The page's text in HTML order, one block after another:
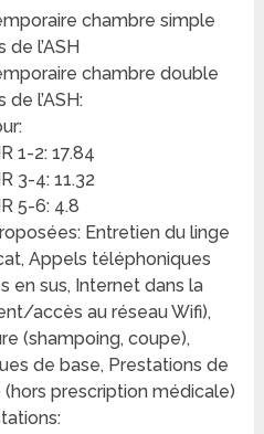
chambre simple
l’ASH
chambre double
l’ASH:
1-2: 17.84
3-4: 11.32
5-6: 4.8
Entretien du linge
Appels téléphoniques
en sus, Internet dans la
accès au réseau Wifi),
(shampoing, coupe),
de base, Prestations de
prescription médicale)